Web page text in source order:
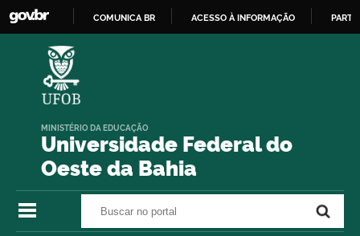
COMUNICA BR ACESSO À INFORMAÇÃO
Universidade Federal do
Oeste da Bahia
MINISTÉRIO DA EDUCAÇÃO